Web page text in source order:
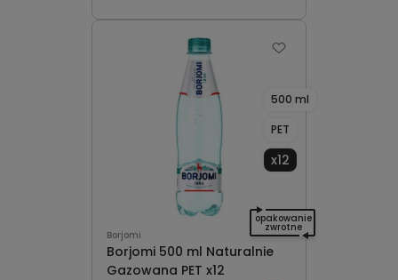
Borjomi
Borjomi 500 ml Naturalnie
Gazowana PET x12
500 ml
PET
x12
opakowanie
zwrotne